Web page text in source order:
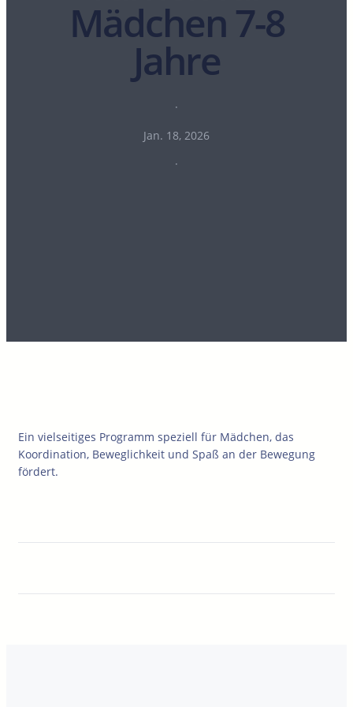
Mädchen 7-8
Jahre
·
Jan. 18, 2026
·
Ein vielseitiges Programm speziell für Mädchen, das
Koordination, Beweglichkeit und Spaß an der Bewegung
fördert.